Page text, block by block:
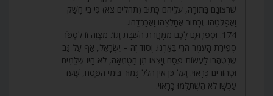
שֶׁרְצוֹנָם בַּתּוֹרָה, עֲלֵיהֶם כָּתוּב (תהלים צא) כִּי בִי חָשַׁק
וַאֲפַלְּטֵהוּ. וְכָתוּב אֲחַלְּצֵהוּ וַאֲכַבְּדֵהוּ.
174. וּסְפַרְתֶּם לָכֶם מִמָּחֳרַת הַשַּׁבָּת וְגוֹ’. מִצְוָה זוֹ לִסְפֹּר
סְפִירַת הָעֹמֶר הֲרֵי בֵּאַרְנוּ. וְסוֹד זֶה – יִשְׂרָאֵל, אַף עַל גַּב
שֶׁנִּטְהֲרוּ לַעֲשׂוֹת פֶּסַח וְיָצְאוּ מִן הַטֻּמְאָה, לֹא הָיוּ שְׁלֵמִים
וּטְהוֹרִים כָּרָאוּי. וְעַל כֵּן אֵין הַלֵּל גָּמוּר בִּימֵי הַפֶּסַח, שֶׁעַד
עַכְשָׁו לֹא הִשְׁתַּלְּמוּ כָרָאוּי.